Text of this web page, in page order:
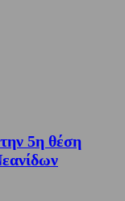
5η θέση